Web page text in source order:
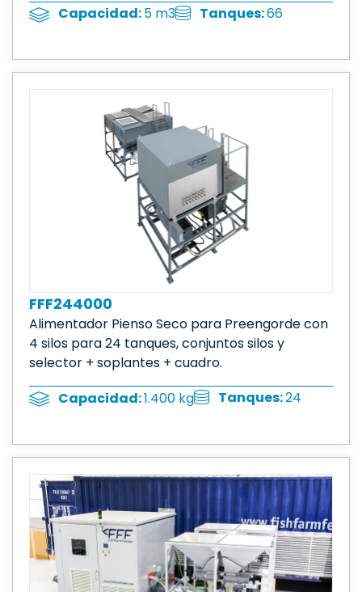
Capacidad:5 m3 Tanques:66
FFF244000
Alimentador Pienso Seco para Preengorde con
4 silos para 24 tanques, conjuntos silos y
selector + soplantes + cuadro.
Capacidad:1.400 kg Tanques:24